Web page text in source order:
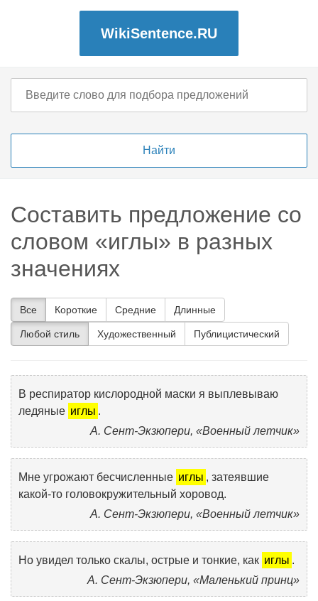
WikiSentence.RU
Составить предложение со
словом «иглы» в разных
значениях
Все Короткие Средние Длинные
Любой стиль Художественный Публицистический
В респиратор кислородной маски я выплевываю
ледяные иглы .
А. Сент-Экзюпери, «Военный летчик»
Мне угрожают бесчисленные иглы , затеявшие
какой-то головокружительный хоровод.
А. Сент-Экзюпери, «Военный летчик»
Но увидел только скалы, острые и тонкие, как иглы .
А. Сент-Экзюпери, «Маленький принц»